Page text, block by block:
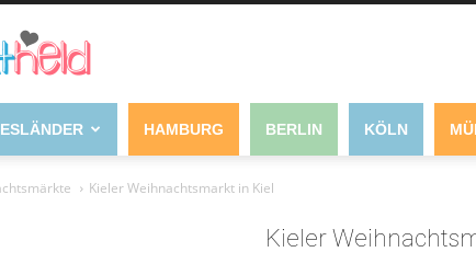
HAMBURG BERLIN KÖLN
Kieler Weihnachtsmarkt in Kiel
Kieler